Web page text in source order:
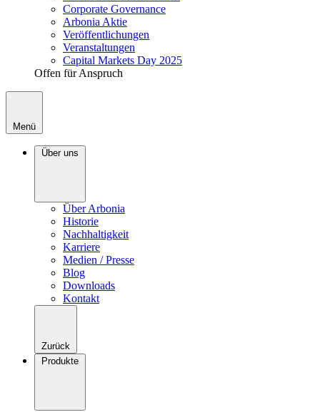
Corporate Governance
Arbonia Aktie
Veröffentlichungen
Veranstaltungen
Capital Markets Day 2025
Offen für Anspruch
Menü
Über uns
Über Arbonia
Historie
Nachhaltigkeit
Karriere
Medien / Presse
Blog
Downloads
Kontakt
Zurück
Produkte